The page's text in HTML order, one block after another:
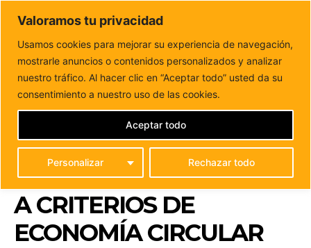
Valoramos tu privacidad
Usamos cookies para mejorar su experiencia de navegación,
mostrarle anuncios o contenidos personalizados y analizar
nuestro tráfico. Al hacer clic en “Aceptar todo” usted da su
consentimiento a nuestro uso de las cookies.
Personalizar Rechazar todo
Aceptar todo
DUNAS FM
Tu informacion de forma cercana
Inicio FUERTEVENTURA
El Cabildo subasta vehículos y
maquinaria usada y chatarra conforme a criterios...
EL CABILDO SUBASTA
VEHÍCULOS Y
MAQUINARIA USADA Y
CHATARRA CONFORME
A CRITERIOS DE
ECONOMÍA CIRCULAR